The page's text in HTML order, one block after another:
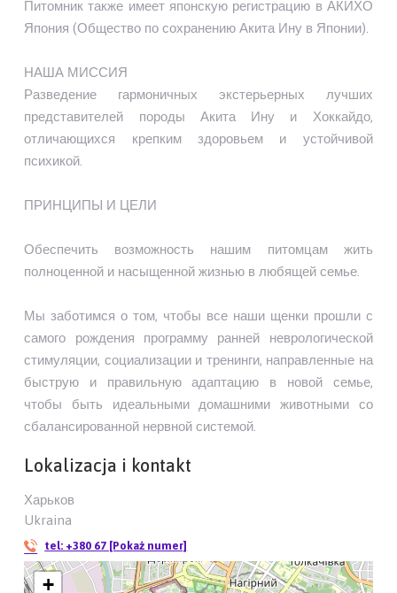
Питомник также имеет японскую регистрацию в АКИХО
Япония (Общество по сохранению Акита Ину в Японии).
НАША МИССИЯ
Разведение гармоничных экстерьерных лучших
представителей породы Акита Ину и Хоккайдо,
отличающихся крепким здоровьем и устойчивой
психикой.
ПРИНЦИПЫ И ЦЕЛИ
Обеспечить возможность нашим питомцам жить
полноценной и насыщенной жизнью в любящей семье.
Мы заботимся о том, чтобы все наши щенки прошли с
самого рождения программу ранней неврологической
стимуляции, социализации и тренинги, направленные на
быструю и правильную адаптацию в новой семье,
чтобы быть идеальными домашними животными со
сбалансированной нервной системой.
Lokalizacja i kontakt
Харьков
Ukraina
tel: +380 67 [Pokaż numer]
+